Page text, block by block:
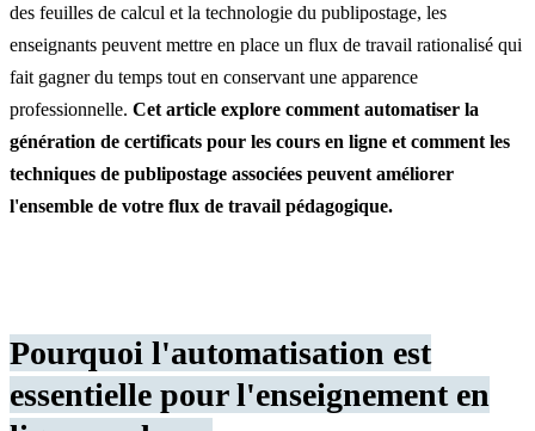
des feuilles de calcul et la technologie du publipostage, les
enseignants peuvent mettre en place un flux de travail rationalisé qui
fait gagner du temps tout en conservant une apparence
professionnelle. Cet article explore comment automatiser la
génération de certificats pour les cours en ligne et comment les
techniques de publipostage associées peuvent améliorer
l'ensemble de votre flux de travail pédagogique.
Pourquoi l'automatisation est
essentielle pour l'enseignement en